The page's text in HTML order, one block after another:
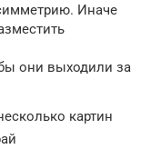
Иначе
они выходили за
картин